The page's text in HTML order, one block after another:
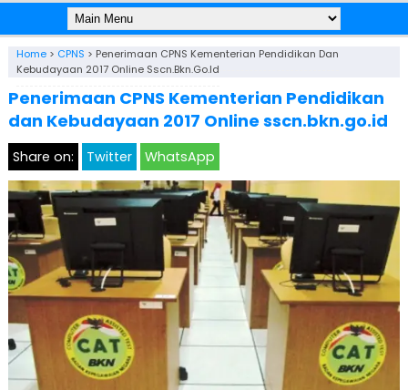
Home> CPNS > Penerimaan CPNS Kementerian Pendidikan Dan
Kebudayaan 2017 Online Sscn.bkn.go.id
Penerimaan CPNS Kementerian Pendidikan
dan Kebudayaan 2017 Online sscn.bkn.go.id
Share on: Twitter WhatsApp